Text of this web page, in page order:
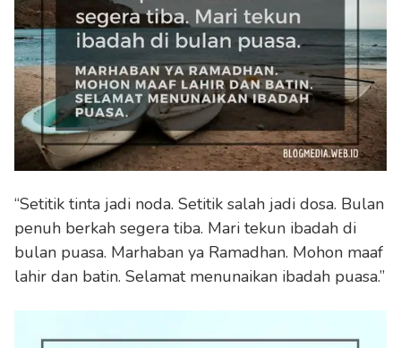
“Setitik tinta jadi noda. Setitik salah jadi dosa. Bulan
penuh berkah segera tiba. Mari tekun ibadah di
bulan puasa. Marhaban ya Ramadhan. Mohon maaf
lahir dan batin. Selamat menunaikan ibadah puasa.”